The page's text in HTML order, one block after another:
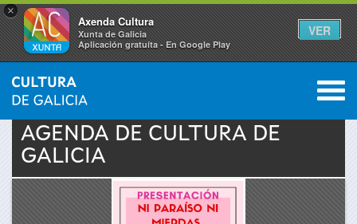
×
Axenda Cultura
Xunta de Galicia
Aplicación gratuíta - En Google Play
VER
Se
encuentra
INICIO › ACTUALIDAD 0
AGENDA DE CULTURA DE
GALICIA